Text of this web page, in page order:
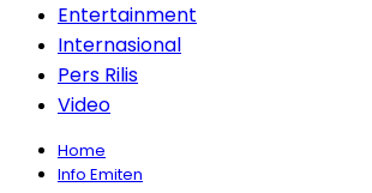
Entertainment
Internasional
Pers Rilis
Video
Home
Info Emiten